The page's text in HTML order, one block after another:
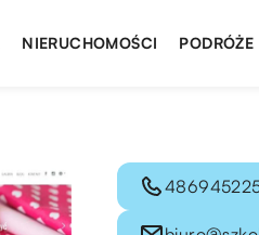
NIERUCHOMOŚCI PODRÓŻE